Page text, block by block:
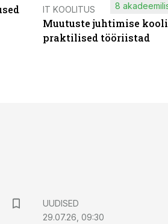
IT KOOLITUS
Muutuste juhtimise
praktilised tööriistad
8
UUDISED
29.07.26, 09:30